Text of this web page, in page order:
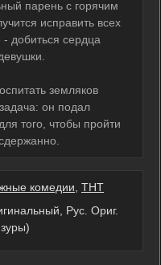
парень с горячим
исправить всех
добиться сердца
земляков
он подал
того, чтобы пройти
комедии ТНТ
Рус. Ориг.